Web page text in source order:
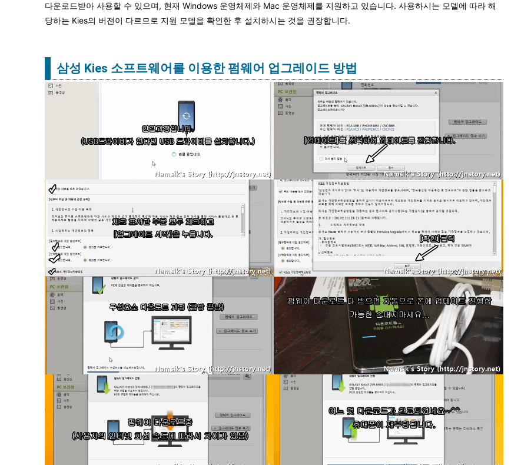
다운로드받아 사용할 수 있으며, 현재 Windows 운영체제와 Mac 운영체제를 지원하고 있습니다. 사용하시는 모델에 따라 해
당하는 Kies의 버전이 다르므로 지원 모델을 확인한 후 설치하시는 것을 권장합니다.
삼성 Kies 소프트웨어를 이용한 펌웨어 업그레이드 방법